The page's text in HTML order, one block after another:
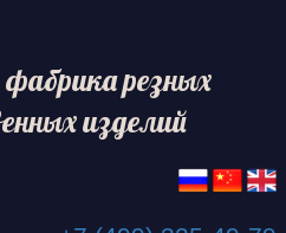
резных
изделий